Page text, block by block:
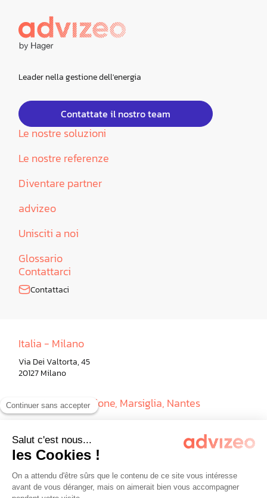
Leader nella gestione dell'energia
Contattate il nostro team
Le nostre soluzioni
Le nostre referenze
Diventare partner
advizeo
Unisciti a noi
Glossario
Contattarci
Contattaci
Italia - Milano
Via Dei Valtorta, 45
20127 Milano
Francia - Paris, Lione, Marsiglia, Nantes
Germania - Berlino